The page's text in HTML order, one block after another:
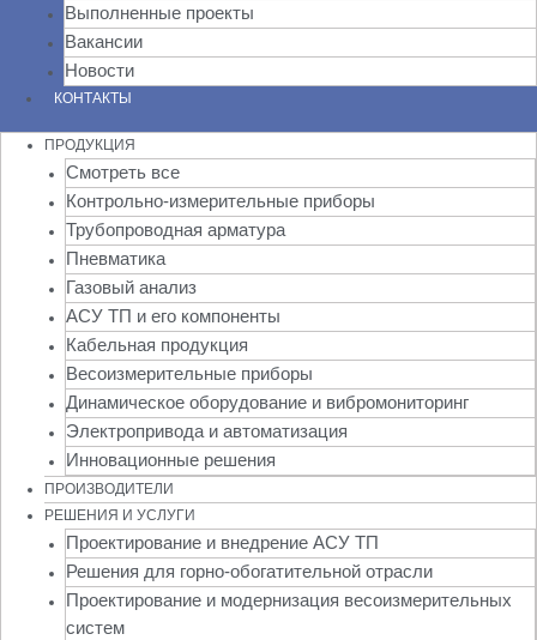
Выполненные проекты
Вакансии
Новости
КОНТАКТЫ
ПРОДУКЦИЯ
Смотреть все
Контрольно-измерительные приборы
Трубопроводная арматура
Пневматика
Газовый анализ
АСУ ТП и его компоненты
Кабельная продукция
Весоизмерительные приборы
Динамическое оборудование и вибромониторинг
Электропривода и автоматизация
Инновационные решения
ПРОИЗВОДИТЕЛИ
РЕШЕНИЯ И УСЛУГИ
Проектирование и внедрение АСУ ТП
Решения для горно-обогатительной отрасли
Проектирование и модернизация весоизмерительных
систем